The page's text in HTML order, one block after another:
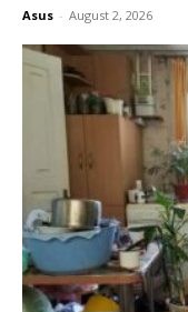
Asus - August 2, 2026